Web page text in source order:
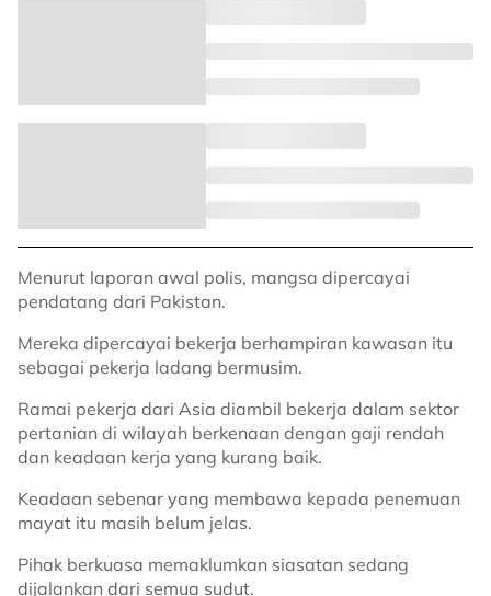
Menurut laporan awal polis, mangsa dipercayai
pendatang dari Pakistan.
Mereka dipercayai bekerja berhampiran kawasan itu
sebagai pekerja ladang bermusim.
Ramai pekerja dari Asia diambil bekerja dalam sektor
pertanian di wilayah berkenaan dengan gaji rendah
dan keadaan kerja yang kurang baik.
Keadaan sebenar yang membawa kepada penemuan
mayat itu masih belum jelas.
Pihak berkuasa memaklumkan siasatan sedang
dijalankan dari semua sudut.